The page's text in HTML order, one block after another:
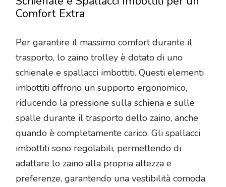
Comfort Extra
Per garantire il massimo comfort durante il
trasporto, lo zaino trolley è dotato di uno
schienale e spallacci imbottiti. Questi elementi
imbottiti offrono un supporto ergonomico,
riducendo la pressione sulla schiena e sulle
spalle durante il trasporto dello zaino, anche
quando è completamente carico. Gli spallacci
imbottiti sono regolabili, permettendo di
adattare lo zaino alla propria altezza e
preferenze, garantendo una vestibilità comoda